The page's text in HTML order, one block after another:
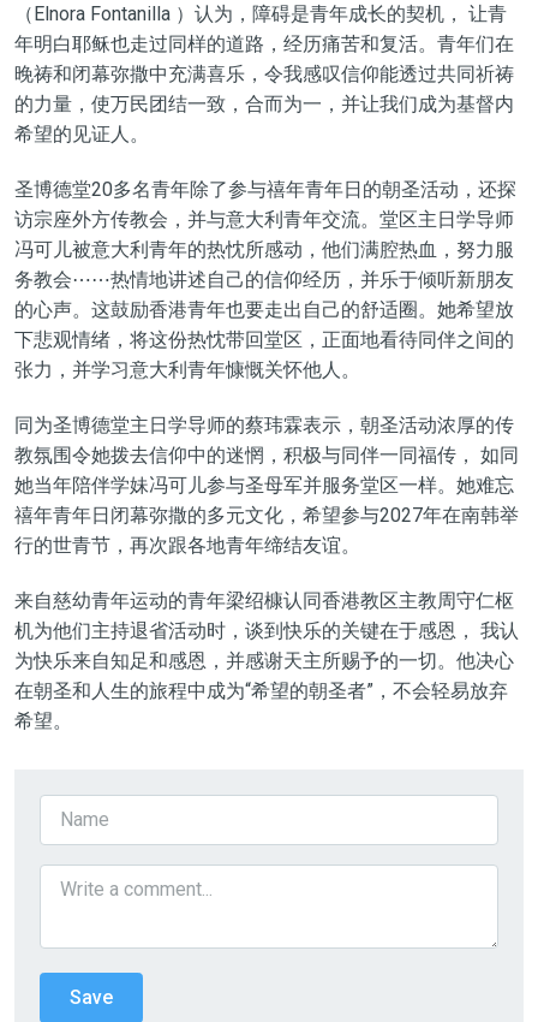
（Elnora Fontanilla ）认为，障碍是青年成长的契机， 让青
年明白耶稣也走过同样的道路，经历痛苦和复活。青年们在
晚祷和闭幕弥撒中充满喜乐，令我感叹信仰能透过共同祈祷
的力量，使万民团结一致，合而为一，并让我们成为基督内
希望的见证人。
圣博德堂20多名青年除了参与禧年青年日的朝圣活动，还探
访宗座外方传教会，并与意大利青年交流。堂区主日学导师
冯可儿被意大利青年的热忱所感动，他们满腔热血，努力服
务教会⋯⋯热情地讲述自己的信仰经历，并乐于倾听新朋友
的心声。这鼓励香港青年也要走出自己的舒适圈。她希望放
下悲观情绪，将这份热忱带回堂区，正面地看待同伴之间的
张力，并学习意大利青年慷慨关怀他人。
同为圣博德堂主日学导师的蔡玮霖表示，朝圣活动浓厚的传
教氛围令她拨去信仰中的迷惘，积极与同伴一同福传， 如同
她当年陪伴学妹冯可儿参与圣母军并服务堂区一样。她难忘
禧年青年日闭幕弥撒的多元文化，希望参与2027年在南韩举
行的世青节，再次跟各地青年缔结友谊。
来自慈幼青年运动的青年梁绍槺认同香港教区主教周守仁枢
机为他们主持退省活动时，谈到快乐的关键在于感恩， 我认
为快乐来自知足和感恩，并感谢天主所赐予的一切。他决心
在朝圣和人生的旅程中成为“希望的朝圣者”，不会轻易放弃
希望。